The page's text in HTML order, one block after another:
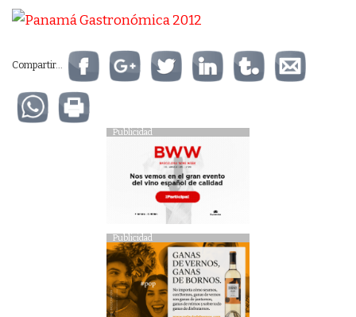
Compartir...
Publicidad
Publicidad